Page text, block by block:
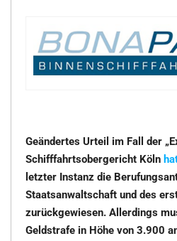
Geändertes Urteil im Fall der
Schifffahrtsobergericht Köln
letzter Instanz die
Staatsanwaltschaft und des
zurückgewiesen. Allerdings
Geldstrafe in Höhe von 3.900